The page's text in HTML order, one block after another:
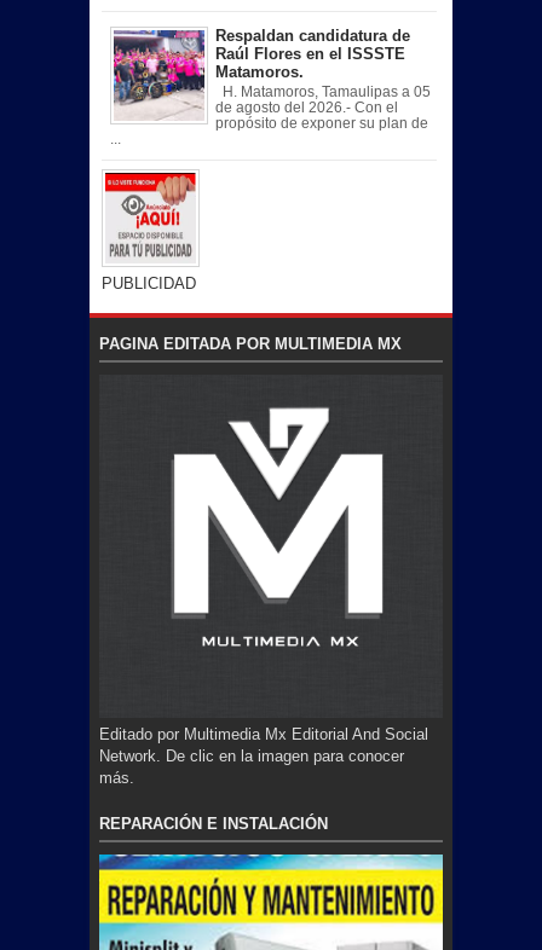
Respaldan candidatura de
Raúl Flores en el ISSSTE
Matamoros.
H. Matamoros, Tamaulipas a 05
de agosto del 2026.- Con el
propósito de exponer su plan de
PUBLICIDAD
PAGINA EDITADA POR MULTIMEDIA MX
Editado por Multimedia Mx Editorial And Social
Network. De clic en la imagen para conocer
más.
REPARACIÓN E INSTALACIÓN